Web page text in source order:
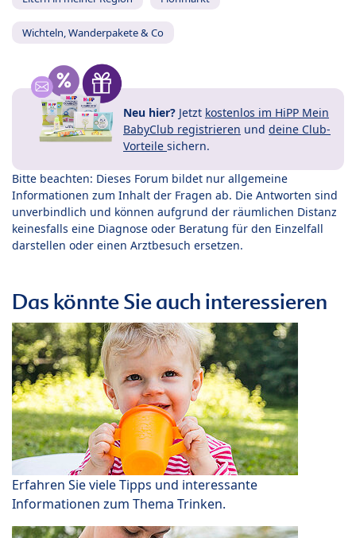
Wichteln, Wanderpakete & Co
Neu hier? Jetzt kostenlos im HiPP Mein
BabyClub registrieren und deine Club-
Vorteile sichern.
Bitte beachten: Dieses Forum bildet nur allgemeine
Informationen zum Inhalt der Fragen ab. Die Antworten sind
unverbindlich und können aufgrund der räumlichen Distanz
keinesfalls eine Diagnose oder Beratung für den Einzelfall
darstellen oder einen Arztbesuch ersetzen.
Das könnte Sie auch interessieren
Erfahren Sie viele Tipps und interessante
Informationen zum Thema Trinken.